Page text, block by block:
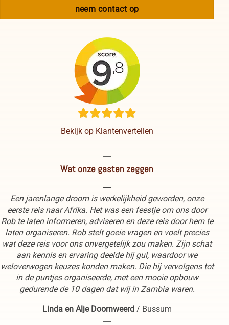
neem contact op
Bekijk op Klantenvertellen
----
Wat onze gasten zeggen
----
Een jarenlange droom is werkelijkheid geworden, onze
eerste reis naar Afrika. Het was een feestje om ons door
Rob te laten informeren, adviseren en deze reis door hem te
laten organiseren. Rob stelt goeie vragen en voelt precies
wat deze reis voor ons onvergetelijk zou maken. Zijn schat
aan kennis en ervaring deelde hij gul, waardoor we
weloverwogen keuzes konden maken. Die hij vervolgens tot
in de puntjes organiseerde, met een mooie opbouw
gedurende de 10 dagen dat wij in Zambia waren.
Linda en Alje Doornweerd / Bussum
----